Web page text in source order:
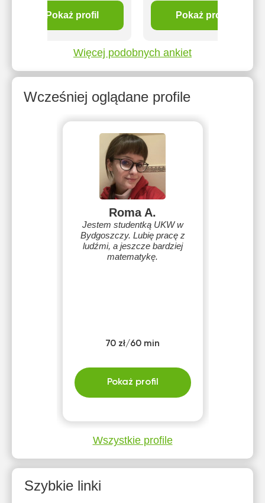
Pokaż profil Pokaż profil
Więcej podobnych ankiet
Wcześniej oglądane profile
Roma A.
Jestem studentką UKW w
Bydgoszczy. Lubię pracę z
ludźmi, a jeszcze bardziej
matematykę.
70 zł/60 min
Pokaż profil
Wszystkie profile
Szybkie linki